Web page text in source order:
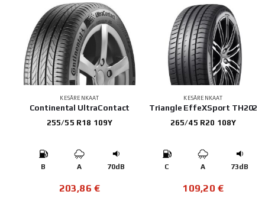
KESÄRENKAAT
Continental UltraContact
255/55 R18 109Y
B A 70dB
203,86€
KESÄRENKAAT
Triangle EffeXSport TH202
265/45 R20 108Y
C A 73dB
109,20€